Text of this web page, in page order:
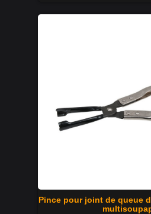
Pince pour joint de queue